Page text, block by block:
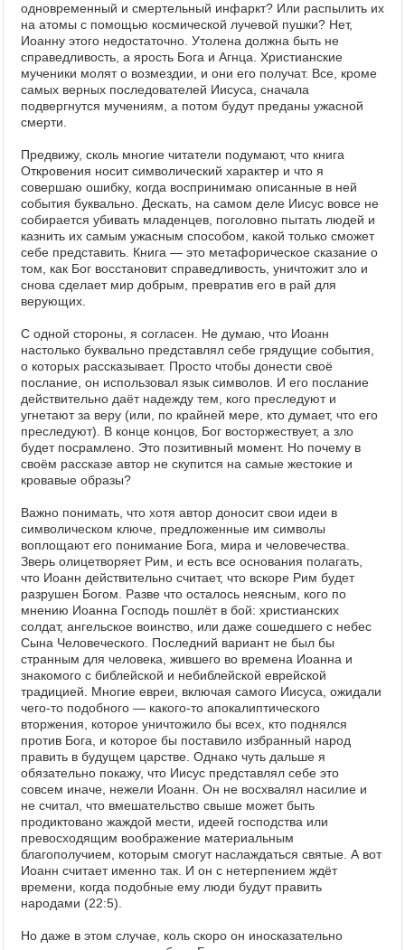
одновременный и смертельный инфаркт? Или распылить их
на атомы с помощью космической лучевой пушки? Нет,
Иоанну этого недостаточно. Утолена должна быть не
справедливость, а ярость Бога и Агнца. Христианские
мученики молят о возмездии, и они его получат. Все, кроме
самых верных последователей Иисуса, сначала
подвергнутся мучениям, а потом будут преданы ужасной
смерти.
Предвижу, сколь многие читатели подумают, что книга
Откровения носит символический характер и что я
совершаю ошибку, когда воспринимаю описанные в ней
события буквально. Дескать, на самом деле Иисус вовсе не
собирается убивать младенцев, поголовно пытать людей и
казнить их самым ужасным способом, какой только сможет
себе представить. Книга — это метафорическое сказание о
том, как Бог восстановит справедливость, уничтожит зло и
снова сделает мир добрым, превратив его в рай для
верующих.
С одной стороны, я согласен. Не думаю, что Иоанн
настолько буквально представлял себе грядущие события,
о которых рассказывает. Просто чтобы донести своё
послание, он использовал язык символов. И его послание
действительно даёт надежду тем, кого преследуют и
угнетают за веру (или, по крайней мере, кто думает, что его
преследуют). В конце концов, Бог восторжествует, а зло
будет посрамлено. Это позитивный момент. Но почему в
своём рассказе автор не скупится на самые жестокие и
кровавые образы?
Важно понимать, что хотя автор доносит свои идеи в
символическом ключе, предложенные им символы
воплощают его понимание Бога, мира и человечества.
Зверь олицетворяет Рим, и есть все основания полагать,
что Иоанн действительно считает, что вскоре Рим будет
разрушен Богом. Разве что осталось неясным, кого по
мнению Иоанна Господь пошлёт в бой: христианских
солдат, ангельское воинство, или даже сошедшего с небес
Сына Человеческого. Последний вариант не был бы
странным для человека, жившего во времена Иоанна и
знакомого с библейской и небиблейской еврейской
традицией. Многие евреи, включая самого Иисуса, ожидали
чего-то подобного — какого-то апокалиптического
вторжения, которое уничтожило бы всех, кто поднялся
против Бога, и которое бы поставило избранный народ
править в будущем царстве. Однако чуть дальше я
обязательно покажу, что Иисус представлял себе это
совсем иначе, нежели Иоанн. Он не восхвалял насилие и
не считал, что вмешательство свыше может быть
продиктовано жаждой мести, идеей господства или
превосходящим воображение материальным
благополучием, которым смогут наслаждаться святые. А вот
Иоанн считает именно так. И он с нетерпением ждёт
времени, когда подобные ему люди будут править
народами (22:5).
Но даже в этом случае, коль скоро он иносказательно